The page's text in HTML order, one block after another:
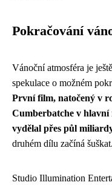
Pokračování
Vánoční atmosféra je
spekulace o možném
První film, natočený v
Cumberbatche v
vydělal přes půl
druhém dílu začíná šuškat.
Studio Illumination